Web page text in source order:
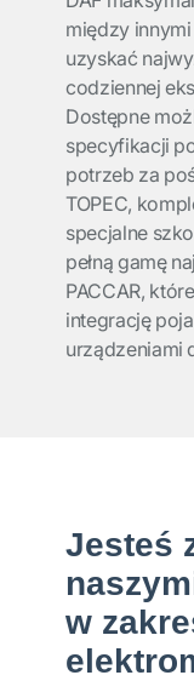
między
uzyskać
codziennej
Dostępne
specyfikacji
potrzeb za
TOPEC,
specjalne
pełną gamę
PACCAR,
integrację
urządzeniami